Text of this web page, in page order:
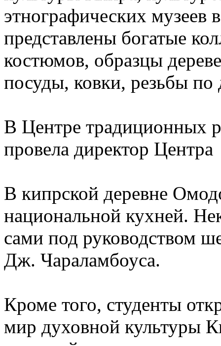
этнографических
представлены богатые
костюмов, образцы
посуды, ковки, резьбы по
В Центре традиционных
провела директор
В кипрской деревне
национальной кухней.
сами под руководством
Дж. Чараламбоуса.
Кроме того, студенты
мир духовной культуры